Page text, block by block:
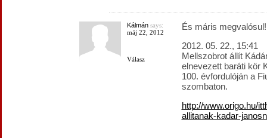
Kálmánsays:
máj 22, 2012
Válasz
És máris megvalósul!
2012. 05. 22., 15:41
Mellszobrot állít
elnevezett baráti kör
100. évfordulóján a
szombaton.
http://www.origo.hu/
allitanak-kadar-